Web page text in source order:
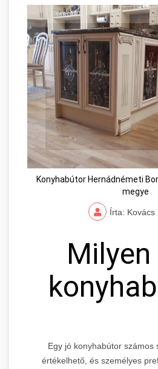
Konyhabútor Hernádnémeti
megye
Írta: Kovács
Milyen
Egy jó konyhabútor számos
értékelhető, és személyes